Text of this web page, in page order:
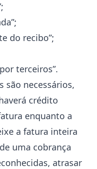
do recibo”;
terceiros”.
são necessários,
crédito
enquanto a
a fatura inteira
uma cobrança
atrasar